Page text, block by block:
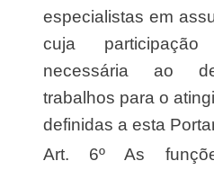
especialistas em
cuja
necessária ao
trabalhos para o
definidas a esta
Art. 6º As funções exercidas pelos